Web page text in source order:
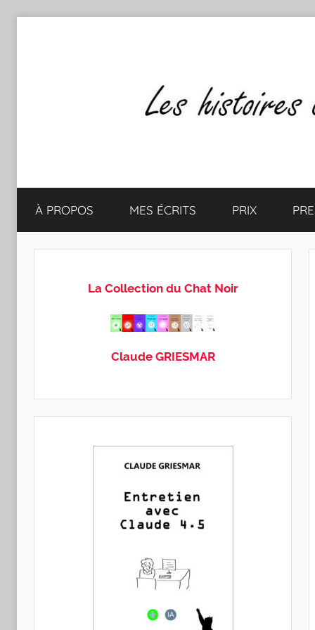
Les
histoires
CLAUDE
GRIESMAR
écrits
&
À PROPOS MES ÉCRITS PRIX
La Collection du Chat Noir
Claude GRIESMAR